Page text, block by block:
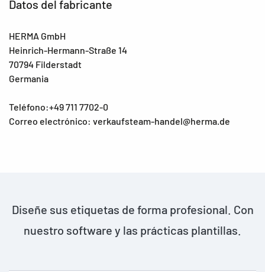
Datos del fabricante
HERMA GmbH
Heinrich-Hermann-Straße 14
70794 Filderstadt
Germania
Teléfono:+49 711 7702-0
Correo electrónico: verkaufsteam-handel@herma.de
Diseñe sus etiquetas de forma profesional. Con
nuestro software y las prácticas plantillas.